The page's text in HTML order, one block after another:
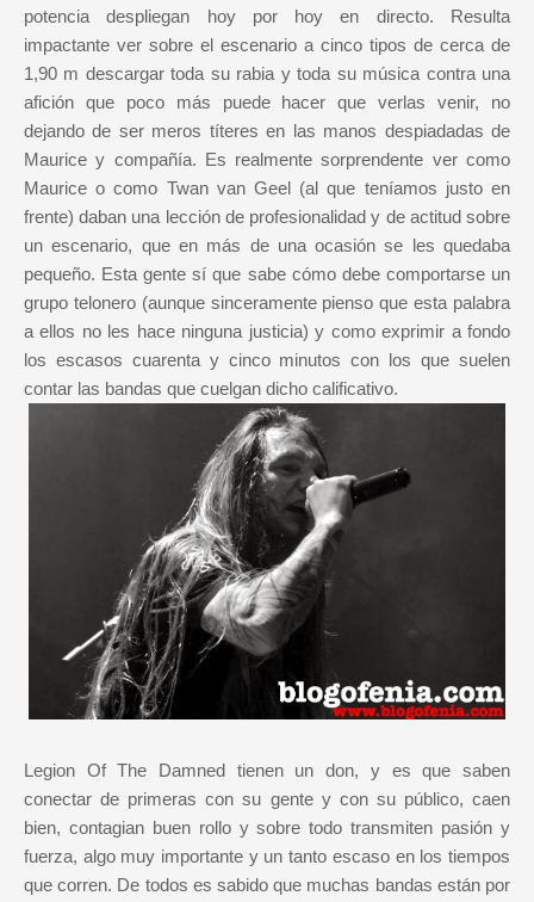
potencia despliegan hoy por hoy en directo. Resulta
impactante ver sobre el escenario a cinco tipos de cerca de
1,90 m descargar toda su rabia y toda su música contra una
afición que poco más puede hacer que verlas venir, no
dejando de ser meros títeres en las manos despiadadas de
Maurice y compañía. Es realmente sorprendente ver como
Maurice o como Twan van Geel (al que teníamos justo en
frente) daban una lección de profesionalidad y de actitud sobre
un escenario, que en más de una ocasión se les quedaba
pequeño. Esta gente sí que sabe cómo debe comportarse un
grupo telonero (aunque sinceramente pienso que esta palabra
a ellos no les hace ninguna justicia) y como exprimir a fondo
los escasos cuarenta y cinco minutos con los que suelen
contar las bandas que cuelgan dicho calificativo.
Legion Of The Damned tienen un don, y es que saben
conectar de primeras con su gente y con su público, caen
bien, contagian buen rollo y sobre todo transmiten pasión y
fuerza, algo muy importante y un tanto escaso en los tiempos
que corren. De todos es sabido que muchas bandas están por